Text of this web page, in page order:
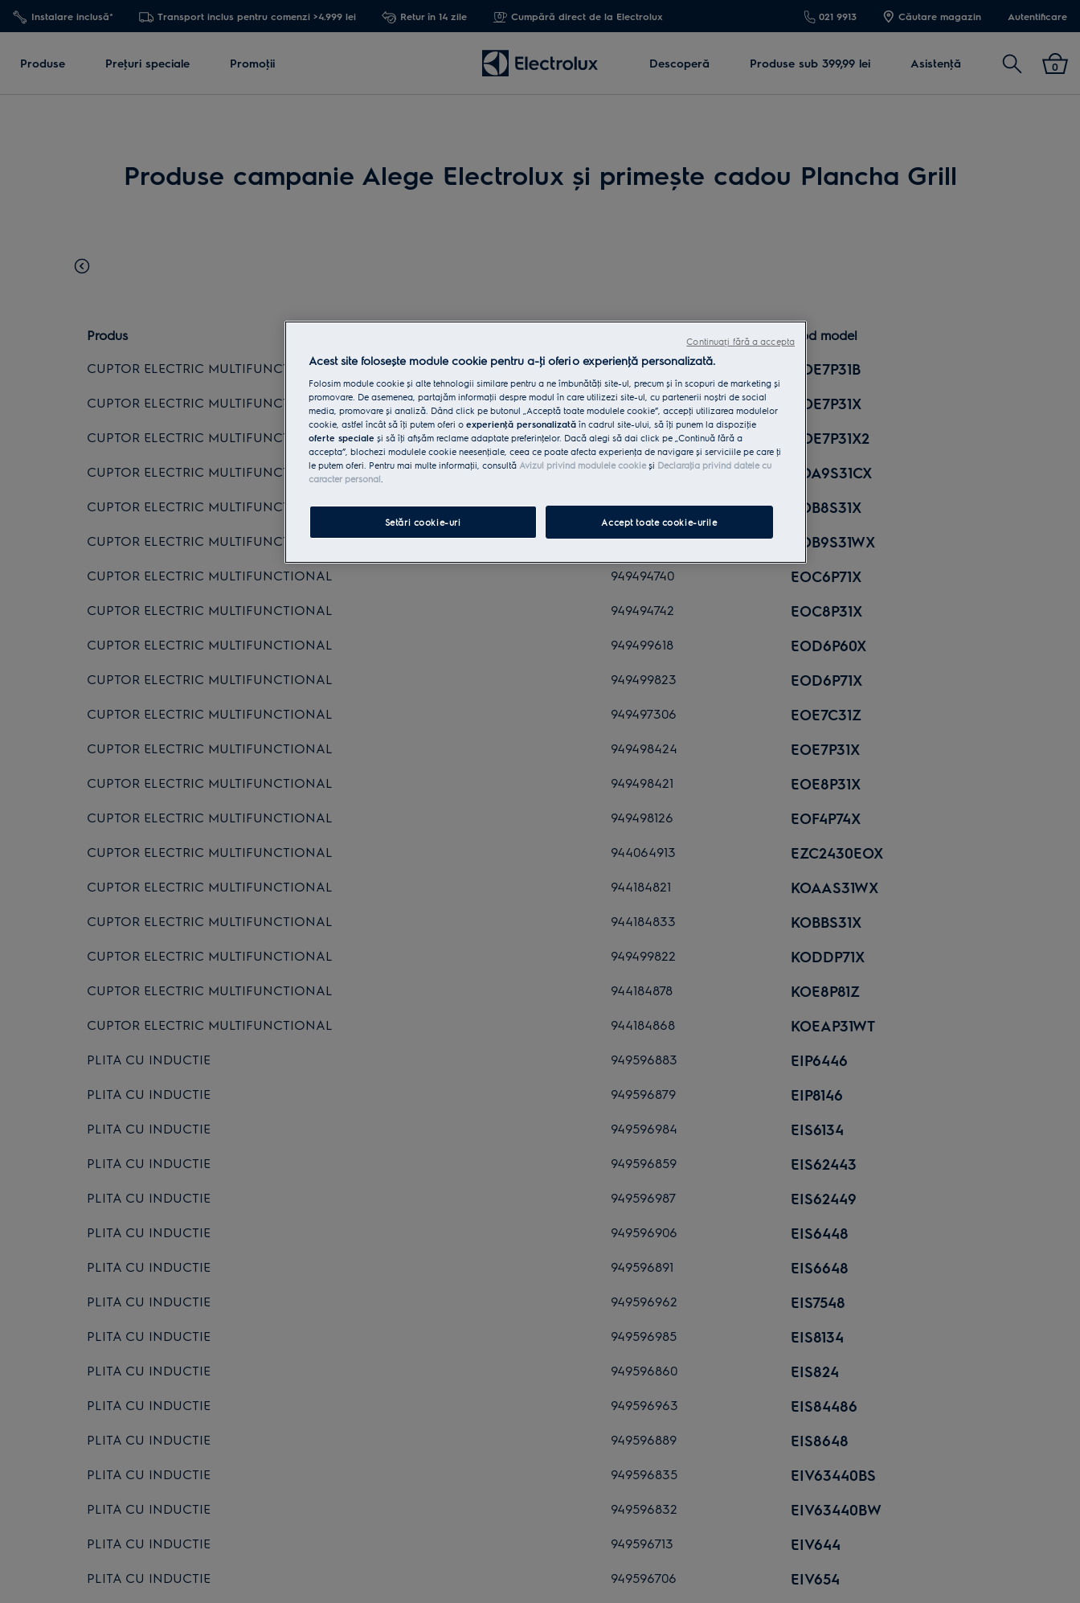
Instalare inclusă* Transport inclus pentru comenzi >4.999 lei Retur în 14 zile Cumpără direct de la Electrolux 021 9913 Căutare magazin Autentificare
Produse Preţuri speciale Promoţii Descoperă Produse sub 399,99 lei Asistenţă Cautare 0
Produse campanie Alege Electrolux și primește cadou Plancha Grill
Produs
Cod model
CUPTOR ELECTRIC MULTIFUNCTIONAL
949498441 COE7P31B
CUPTOR ELECTRIC MULTIFUNCTIONAL 944184841 COE7P31X
CUPTOR ELECTRIC MULTIFUNCTIONAL 949498433 COE7P31X2
CUPTOR ELECTRIC MULTIFUNCTIONAL 944184827 EOA9S31CX
CUPTOR ELECTRIC MULTIFUNCTIONAL 944184836 EOB8S31X
CUPTOR ELECTRIC MULTIFUNCTIONAL 944184831 EOB9S31WX
CUPTOR ELECTRIC MULTIFUNCTIONAL 949494740 EOC6P71X
CUPTOR ELECTRIC MULTIFUNCTIONAL 949494742 EOC8P31X
CUPTOR ELECTRIC MULTIFUNCTIONAL 949499618 EOD6P60X
CUPTOR ELECTRIC MULTIFUNCTIONAL 949499823 EOD6P71X
CUPTOR ELECTRIC MULTIFUNCTIONAL 949497306 EOE7C31Z
CUPTOR ELECTRIC MULTIFUNCTIONAL 949498424 EOE7P31X
CUPTOR ELECTRIC MULTIFUNCTIONAL 949498421 EOE8P31X
CUPTOR ELECTRIC MULTIFUNCTIONAL 949498126 EOF4P74X
CUPTOR ELECTRIC MULTIFUNCTIONAL 944064913 EZC2430EOX
CUPTOR ELECTRIC MULTIFUNCTIONAL 944184821 KOAAS31WX
CUPTOR ELECTRIC MULTIFUNCTIONAL 944184833 KOBBS31X
CUPTOR ELECTRIC MULTIFUNCTIONAL 949499822 KODDP71X
CUPTOR ELECTRIC MULTIFUNCTIONAL 944184878 KOE8P81Z
CUPTOR ELECTRIC MULTIFUNCTIONAL 944184868 KOEAP31WT
PLITA CU INDUCTIE 949596883 EIP6446
PLITA CU INDUCTIE 949596879 EIP8146
PLITA CU INDUCTIE 949596984 EIS6134
PLITA CU INDUCTIE 949596859 EIS62443
PLITA CU INDUCTIE 949596987 EIS62449
PLITA CU INDUCTIE 949596906 EIS6448
PLITA CU INDUCTIE 949596891 EIS6648
PLITA CU INDUCTIE 949596962 EIS7548
PLITA CU INDUCTIE 949596985 EIS8134
PLITA CU INDUCTIE 949596860 EIS824
PLITA CU INDUCTIE 949596963 EIS84486
PLITA CU INDUCTIE 949596889 EIS8648
PLITA CU INDUCTIE 949596835 EIV63440BS
PLITA CU INDUCTIE 949596832 EIV63440BW
PLITA CU INDUCTIE 949596713 EIV644
PLITA CU INDUCTIE 949596706 EIV654
Acest site folosește module cookie pentru a-ţi oferi o experienţă personalizată.
Folosim module cookie și alte tehnologii similare pentru a ne îmbunătăţi site-ul, precum și în scopuri de marketing și
promovare. De asemenea, partajăm informaţii despre modul în care utilizezi site-ul, cu partenerii noștri de social
media, promovare și analiză. Dând click pe butonul „Acceptă toate modulele cookie”, accepţi utilizarea modulelor
cookie, astfel încât să îţi putem oferi o experienţă personalizată în cadrul site-ului, să îţi punem la dispoziţie
oferte speciale și să îţi afișăm reclame adaptate preferinţelor. Dacă alegi să dai click pe „Continuă fără a
accepta”, blochezi modulele cookie neesenţiale, ceea ce poate afecta experienţa de navigare și serviciile pe care ţi
le putem oferi. Pentru mai multe informaţii, consultă Avizul privind modulele cookieși Declaraţia privind datele cu
caracter personal.
Setări cookie-uri Accept toate cookie-urile
Continuați fără a accepta